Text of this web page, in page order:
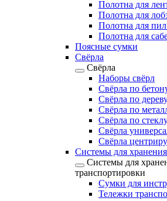
Полотна для
Полотна для
Полотна для
Полотна для
Поясные сумки
Свёрла
Свёрла
Наборы свёрл
Свёрла по
Свёрла по
Свёрла по
Свёрла по
Свёрла
Свёрла
Системы для
Системы для
транспортировки
Сумки для
Тележки